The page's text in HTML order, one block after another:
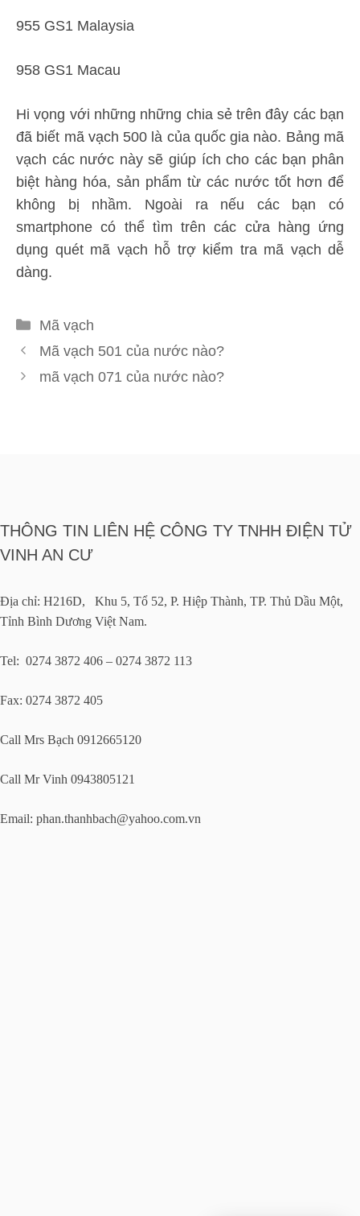
955 GS1 Malaysia
958 GS1 Macau
Hi vọng với những những chia sẻ trên đây các bạn
đã biết mã vạch 500 là của quốc gia nào. Bảng mã
vạch các nước này sẽ giúp ích cho các bạn phân
biệt hàng hóa, sản phẩm từ các nước tốt hơn để
không bị nhầm. Ngoài ra nếu các bạn có
smartphone có thể tìm trên các cửa hàng ứng
dụng quét mã vạch hỗ trợ kiểm tra mã vạch dễ
dàng.
Danh
mục
Mã vạch
Mã vạch 501 của nước nào?
mã vạch 071 của nước nào?
THÔNG TIN LIÊN HỆ CÔNG TY TNHH ĐIỆN TỬ
VINH AN CƯ
Địa chỉ: H216D, Khu 5, Tổ 52, P. Hiệp Thành, TP. Thủ Dầu Một,
Tỉnh Bình Dương Việt Nam.
Tel: 0274 3872 406 – 0274 3872 113
Fax: 0274 3872 405
Call Mrs Bạch 0912665120
Call Mr Vinh 0943805121
Email: phan.thanhbach@yahoo.com.vn